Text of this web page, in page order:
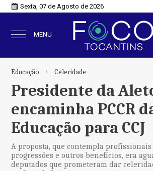
Sexta, 07 de Agosto de 2026
MENU
Educação Celeridade
Presidente da
encaminha PCCR
Educação para CCJ
A proposta, que contempla profissionais
progressões e outros benefícios, era
deputados que prometeram dar